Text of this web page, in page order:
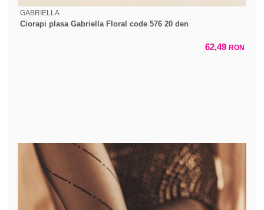
GABRIELLA
Ciorapi plasa Gabriella Floral code 576 20 den
62,49 RON